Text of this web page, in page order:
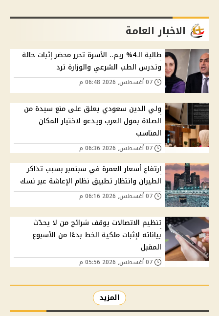
الاخبار العامة
طالبة الـ4% ريم.. الأسرة تحرر محضر إثبات حالة
وتدرس الطب الشرعي والوزارة ترد
ولي الدين سعودي يعلق على منع سيدة من
الصلاة بمول العرب ويدعو لاختيار المكان
المناسب
ارتفاع أسعار العمرة في سبتمبر بسبب تذاكر
الطيران وانتظار تطبيق نظام الإعاشة عبر نسك
تنظيم الاتصالات يوقف شرائح من لا يحدّث
بياناته لإثبات ملكية الخط بدءًا من الأسبوع
المقبل
المزيد